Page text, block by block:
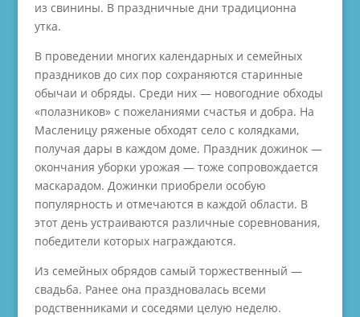
из свинины. В праздничные дни традиционна
утка.
В проведении многих календарных и семейных
праздников до сих пор сохраняются старинные
обычаи и обряды. Среди них — новогодние обходы
«полазников» с пожеланиями счастья и добра. На
Масленицу ряженые обходят село с колядками,
получая дары в каждом доме. Праздник дожинок —
окончания уборки урожая — тоже сопровождается
маскарадом. Дожинки приобрели особую
популярность и отмечаются в каждой области. В
этот день устраиваются различные соревнования,
победители которых награждаются.
Из семейных обрядов самый торжественный —
свадьба. Ранее она праздновалась всеми
родственниками и соседями целую неделю.